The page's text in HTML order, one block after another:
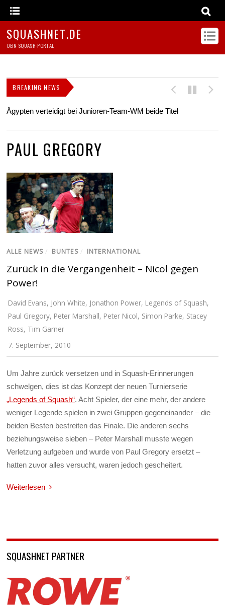
SQUASHNET.DE
DEIN SQUASH-PORTAL
BREAKING NEWS
Ägypten verteidigt bei Junioren-Team-WM beide Titel
PAUL GREGORY
ALLE NEWS / BUNTES / INTERNATIONAL
Zurück in die Vergangenheit – Nicol gegen
Power!
David Evans, John White, Jonathon Power, Legends of Squash,
Paul Gregory, Peter Marshall, Peter Nicol, Simon Parke, Stacey
Ross, Tim Garner
7. September, 2010
Um Jahre zurück versetzen und in Squash-Erinnerungen
schwelgen, dies ist das Konzept der neuen Turnierserie
„Legends of Squash“. Acht Spieler, der eine mehr, der andere
weniger Legende spielen in zwei Gruppen gegeneinander – die
beiden Besten bestreiten das Finale. Die anderen sechs
beziehungsweise sieben – Peter Marshall musste wegen
Verletzung aufgeben und wurde von Paul Gregory ersetzt –
hatten zuvor alles versucht, waren jedoch gescheitert.
Weiterlesen
SQUASHNET PARTNER